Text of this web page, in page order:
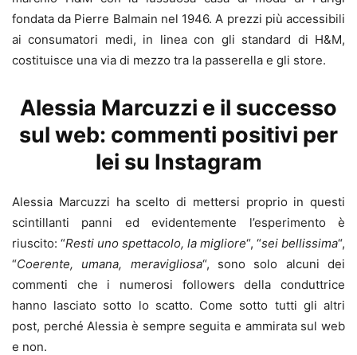
fondata da Pierre Balmain nel 1946. A prezzi più accessibili
ai consumatori medi, in linea con gli standard di H&M,
costituisce una via di mezzo tra la passerella e gli store.
Alessia Marcuzzi e il successo
sul web: commenti positivi per
lei su Instagram
Alessia Marcuzzi ha scelto di mettersi proprio in questi
scintillanti panni ed evidentemente l’esperimento è
riuscito: “Resti uno spettacolo, la migliore“, “sei bellissima“,
“Coerente, umana, meravigliosa“, sono solo alcuni dei
commenti che i numerosi followers della conduttrice
hanno lasciato sotto lo scatto. Come sotto tutti gli altri
post, perché Alessia è sempre seguita e ammirata sul web
e non.